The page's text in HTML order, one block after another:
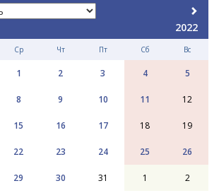
2022
Ср Чт Пт Сб Вс
1 2 3 4 5
8 9 10 11 12
15 16 17 18 19
22 23 24 25 26
29 30 31 1 2